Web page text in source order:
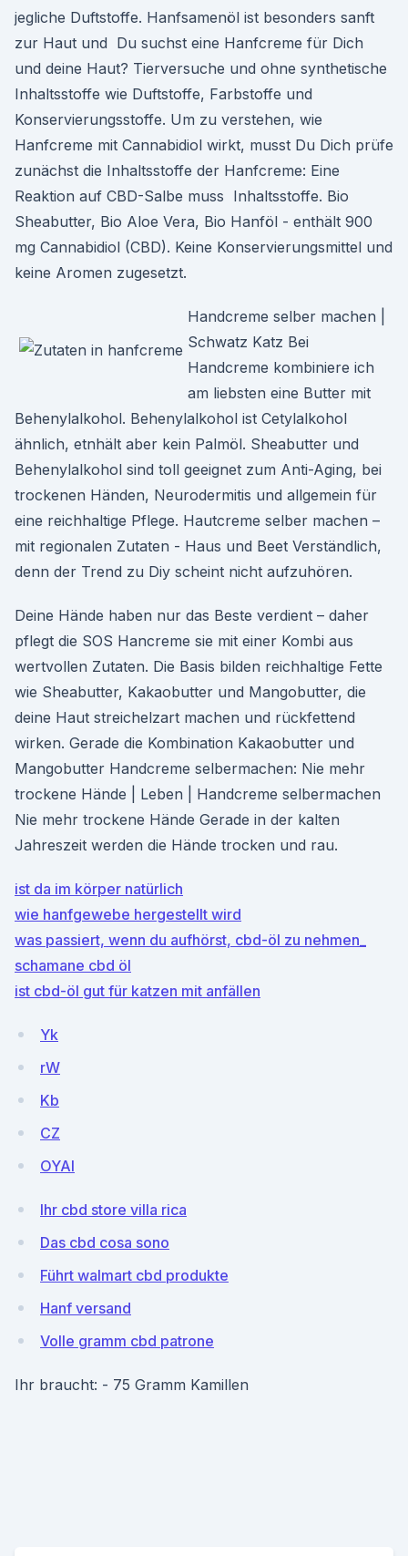
jegliche Duftstoffe. Hanfsamenöl ist besonders sanft
zur Haut und Du suchst eine Hanfcreme für Dich
und deine Haut? Tierversuche und ohne synthetische
Inhaltsstoffe wie Duftstoffe, Farbstoffe und
Konservierungsstoffe. Um zu verstehen, wie
Hanfcreme mit Cannabidiol wirkt, musst Du Dich prüfe
zunächst die Inhaltsstoffe der Hanfcreme: Eine
Reaktion auf CBD-Salbe muss Inhaltsstoffe. Bio
Sheabutter, Bio Aloe Vera, Bio Hanföl - enthält 900
mg Cannabidiol (CBD). Keine Konservierungsmittel und
keine Aromen zugesetzt.
Handcreme selber machen |
Schwatz Katz Bei
Handcreme kombiniere ich
am liebsten eine Butter mit
Behenylalkohol. Behenylalkohol ist Cetylalkohol
ähnlich, etnhält aber kein Palmöl. Sheabutter und
Behenylalkohol sind toll geeignet zum Anti-Aging, bei
trockenen Händen, Neurodermitis und allgemein für
eine reichhaltige Pflege. Hautcreme selber machen –
mit regionalen Zutaten - Haus und Beet Verständlich,
denn der Trend zu Diy scheint nicht aufzuhören.
Deine Hände haben nur das Beste verdient – daher
pflegt die SOS Hancreme sie mit einer Kombi aus
wertvollen Zutaten. Die Basis bilden reichhaltige Fette
wie Sheabutter, Kakaobutter und Mangobutter, die
deine Haut streichelzart machen und rückfettend
wirken. Gerade die Kombination Kakaobutter und
Mangobutter Handcreme selbermachen: Nie mehr
trockene Hände | Leben | Handcreme selbermachen
Nie mehr trockene Hände Gerade in der kalten
Jahreszeit werden die Hände trocken und rau.
ist da im körper natürlich
wie hanfgewebe hergestellt wird
was passiert, wenn du aufhörst, cbd-öl zu nehmen_
schamane cbd öl
ist cbd-öl gut für katzen mit anfällen
Yk
rW
Kb
CZ
OYAI
Ihr cbd store villa rica
Das cbd cosa sono
Führt walmart cbd produkte
Hanf versand
Volle gramm cbd patrone
Ihr braucht: - 75 Gramm Kamillen